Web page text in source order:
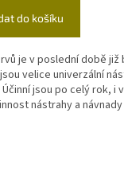
do košíku
v poslední době již
velice univerzální
jsou po celý rok, i
nástrahy a